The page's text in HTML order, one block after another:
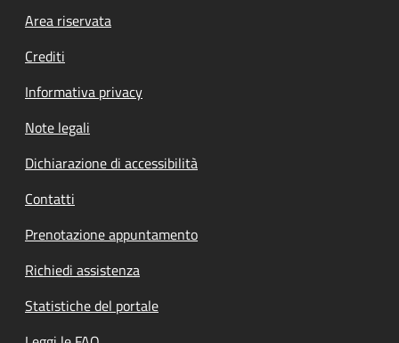
Footer menu
Area riservata
Crediti
Informativa privacy
Note legali
Dichiarazione di accessibilità
Contatti
Prenotazione appuntamento
Richiedi assistenza
Statistiche del portale